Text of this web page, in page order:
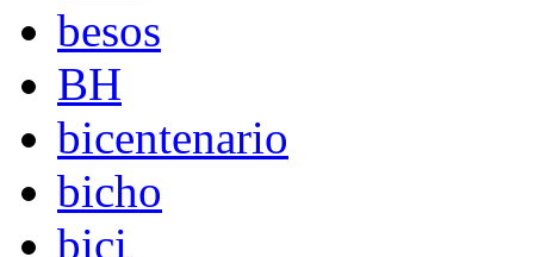
besos
BH
bicentenario
bicho
bici